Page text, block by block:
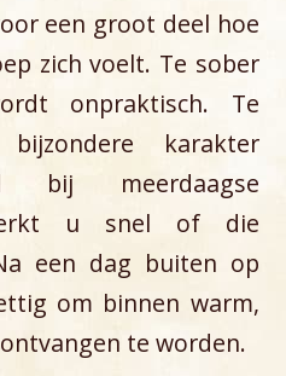
een groot deel hoe
zich voelt. Te sober
onpraktisch. Te
karakter
bij meerdaagse
u snel of die
een dag buiten op
om binnen warm,
te worden.